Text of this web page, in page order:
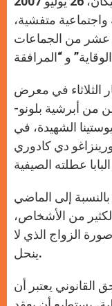
p e
r
k
متفشية،
عشر من الجماعات
الثلاثاء في معرض
وأجوبة مع 400 كاهن من أبرشية بلونو-
الشهيدة، في
دي كادوري
بالنسبة إلى الماضي
من الأشخاص،
الزواج الذي لا
ينحل.
القانوني يعتبر أن